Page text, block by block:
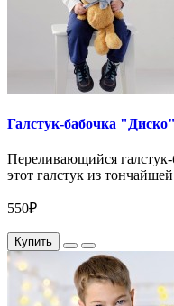
Галстук-бабочка "Диско"
Переливающийся
этот галстук из
550₽
Купить